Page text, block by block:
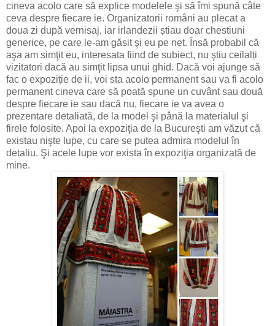
cineva acolo care să explice modelele şi să îmi spună câte
ceva despre fiecare ie. Organizatorii români au plecat a
doua zi după vernisaj, iar irlandezii știau doar chestiuni
generice, pe care le-am găsit şi eu pe net. Însă probabil că
aşa am simţit eu, interesata fiind de subiect, nu ştiu ceilalți
vizitatori dacă au simţit lipsa unui ghid. Dacă voi ajunge să
fac o expoziție de ii, voi sta acolo permanent sau va fi acolo
permanent cineva care să poată spune un cuvânt sau două
despre fiecare ie sau dacă nu, fiecare ie va avea o
prezentare detaliată, de la model şi până la materialul şi
firele folosite. Apoi la expoziţia de la Bucureşti am văzut că
existau nişte lupe, cu care se putea admira modelul în
detaliu. Şi acele lupe vor exista în expoziţia organizată de
mine.